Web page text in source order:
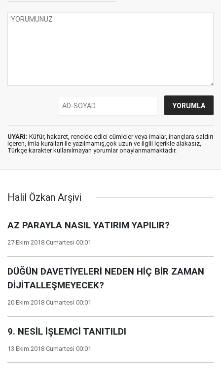
UYARI: Küfür, hakaret, rencide edici cümleler veya imalar, inançlara saldırı
içeren, imla kuralları ile yazılmamış,çok uzun ve ilgili içerikle alakasız,
Türkçe karakter kullanılmayan yorumlar onaylanmamaktadır.
Halil Özkan Arşivi
AZ PARAYLA NASIL YATIRIM YAPILIR?
27 Ekim 2018 Cumartesi 00:01
DÜĞÜN DAVETİYELERİ NEDEN HİÇ BİR ZAMAN
DİJİTALLEŞMEYECEK?
20 Ekim 2018 Cumartesi 00:01
9. NESİL İŞLEMCİ TANITILDI
13 Ekim 2018 Cumartesi 00:01